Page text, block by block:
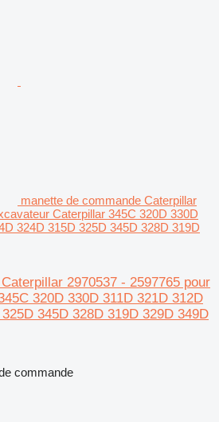
manette de commande Caterpillar
Caterpillar 345C 320D 330D
324D 315D 325D 345D 328D 319D
2970537 - 2597765 pour
320D 330D 311D 321D 312D
345D 328D 319D 329D 349D
commande